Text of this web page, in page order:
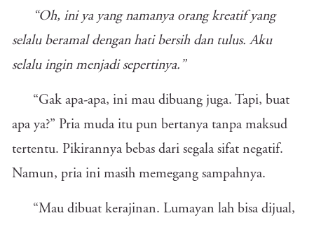
“Oh, ini ya yang namanya orang kreatif yang
selalu beramal dengan hati bersih dan tulus. Aku
selalu ingin menjadi sepertinya.”
“Gak apa-apa, ini mau dibuang juga. Tapi, buat
apa ya?” Pria muda itu pun bertanya tanpa maksud
tertentu. Pikirannya bebas dari segala sifat negatif.
Namun, pria ini masih memegang sampahnya.
“Mau dibuat kerajinan. Lumayan lah bisa dijual,